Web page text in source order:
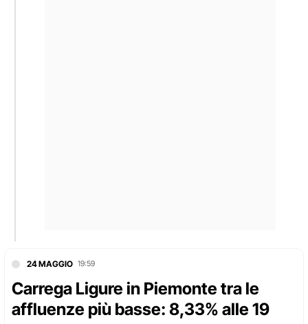
24 MAGGIO 19:59
Carrega Ligure in Piemonte tra le
affluenze più basse: 8,33% alle 19